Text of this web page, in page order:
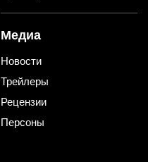
Медиа
Новости
Трейлеры
Рецензии
Персоны